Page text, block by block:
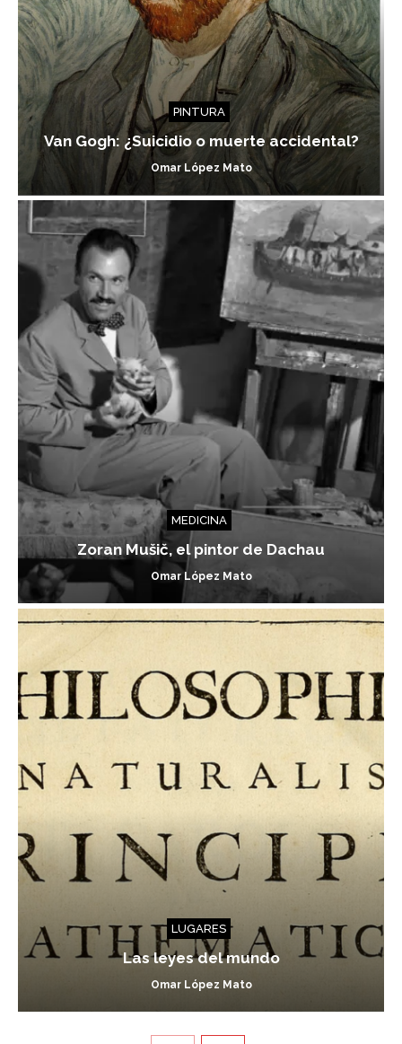
PINTURA
Van Gogh: ¿Suicidio o muerte accidental?
Omar López Mato
MEDICINA
Zoran Mušič, el pintor de Dachau
Omar López Mato
LUGARES
Las leyes del mundo
Omar López Mato